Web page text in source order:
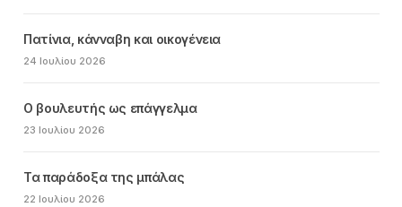
Πατίνια, κάνναβη και οικογένεια
24 Ιουλίου 2026
Ο βουλευτής ως επάγγελμα
23 Ιουλίου 2026
Τα παράδοξα της μπάλας
22 Ιουλίου 2026